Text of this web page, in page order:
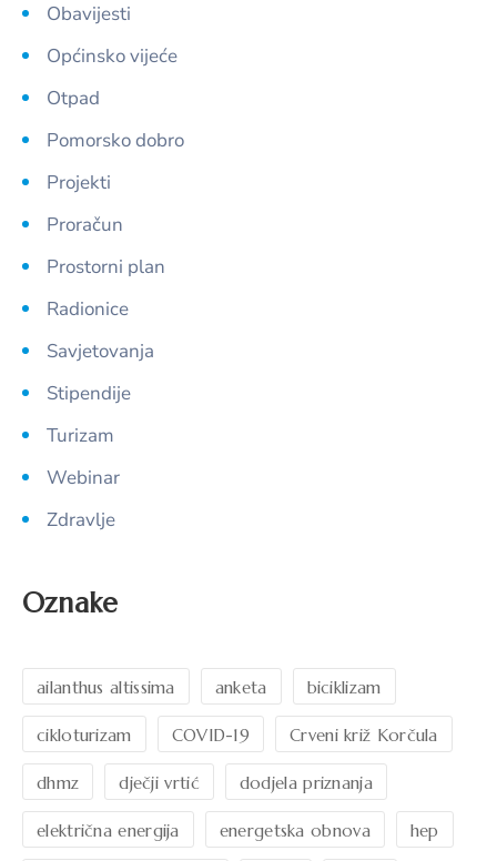
Obavijesti
Općinsko vijeće
Otpad
Pomorsko dobro
Projekti
Proračun
Prostorni plan
Radionice
Savjetovanja
Stipendije
Turizam
Webinar
Zdravlje
Oznake
ailanthus altissima anketa biciklizam
cikloturizam COVID-19 Crveni križ Korčula
dhmz dječji vrtić dodjela priznanja
električna energija energetska obnova hep